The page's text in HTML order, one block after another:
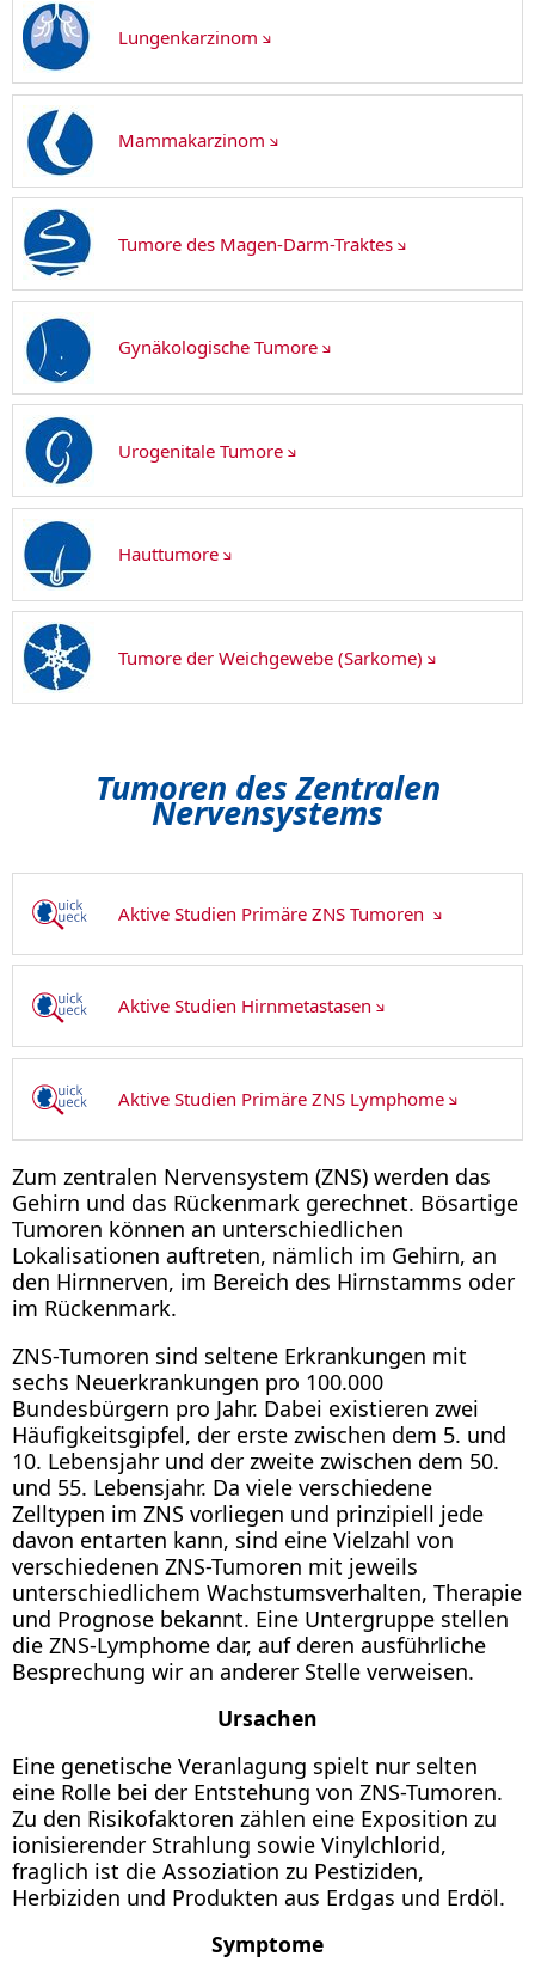
Lungenkarzinom
Mammakarzinom
Tumore des Magen-Darm-Traktes
Gynäkologische Tumore
Urogenitale Tumore
Hauttumore
Tumore der Weichgewebe (Sarkome)
Tumoren des Zentralen
Nervensystems
Aktive Studien Primäre ZNS Tumoren
Aktive Studien Hirnmetastasen
Aktive Studien Primäre ZNS Lymphome
Zum zentralen Nervensystem (ZNS) werden das
Gehirn und das Rückenmark gerechnet. Bösartige
Tumoren können an unterschiedlichen
Lokalisationen auftreten, nämlich im Gehirn, an
den Hirnnerven, im Bereich des Hirnstamms oder
im Rückenmark.
ZNS-Tumoren sind seltene Erkrankungen mit
sechs Neuerkrankungen pro 100.000
Bundesbürgern pro Jahr. Dabei existieren zwei
Häufigkeitsgipfel, der erste zwischen dem 5. und
10. Lebensjahr und der zweite zwischen dem 50.
und 55. Lebensjahr. Da viele verschiedene
Zelltypen im ZNS vorliegen und prinzipiell jede
davon entarten kann, sind eine Vielzahl von
verschiedenen ZNS-Tumoren mit jeweils
unterschiedlichem Wachstumsverhalten, Therapie
und Prognose bekannt. Eine Untergruppe stellen
die ZNS-Lymphome dar, auf deren ausführliche
Besprechung wir an anderer Stelle verweisen.
Ursachen
Eine genetische Veranlagung spielt nur selten
eine Rolle bei der Entstehung von ZNS-Tumoren.
Zu den Risikofaktoren zählen eine Exposition zu
ionisierender Strahlung sowie Vinylchlorid,
fraglich ist die Assoziation zu Pestiziden,
Herbiziden und Produkten aus Erdgas und Erdöl.
Symptome